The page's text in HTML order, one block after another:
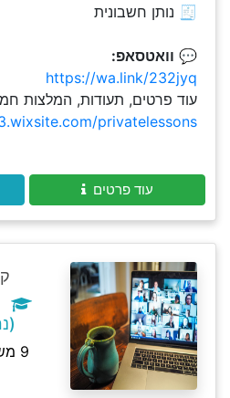
🧾 נותן חשבונית
💬 וואטסאפ:
https://wa.link/232jyq
עוד פרטים, תעודות, המלצות
privatelessons
עוד פרטים
9 משובים